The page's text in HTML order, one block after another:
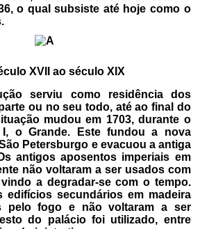
o qual subsiste até hoje como o
XVII ao século XIX
serviu como residência dos
ou no seu todo, até ao final do
mudou em 1703, durante o
o Grande. Este fundou a nova
Petersburgo e evacuou a antiga
antigos aposentos imperiais em
não voltaram a ser usados com
a degradar-se com o tempo.
edifícios secundários em madeira
pelo fogo e não voltaram a ser
do palácio foi utilizado, entre